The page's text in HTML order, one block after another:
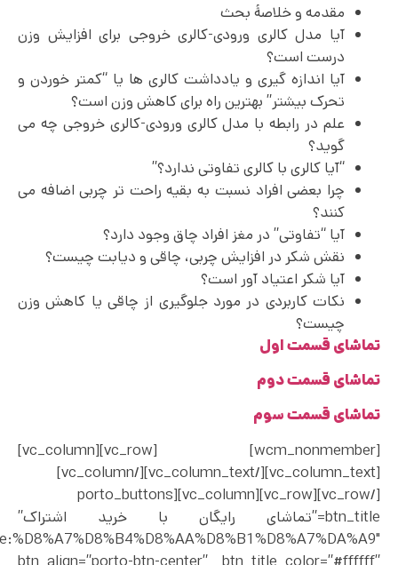
مقدمه و خلاصۀ بحث
آیا مدل کالری ورودی-کالری خروجی برای افزایش وزن
درست است؟
آیا اندازه گیری و یادداشت کالری ها یا “کمتر خوردن و
تحرک بیشتر” بهترین راه برای کاهش وزن است؟
علم در رابطه با مدل کالری ورودی-کالری خروجی چه می
گوید؟
“آیا کالری با کالری تفاوتی ندارد؟”
چرا بعضی افراد نسبت به بقیه راحت تر چربی اضافه می
کنند؟
آیا “تفاوتی” در مغز افراد چاق وجود دارد؟
نقش شکر در افزایش چربی، چاقی و دیابت چیست؟
آیا شکر اعتیاد آور است؟
نکات کاربردی در مورد جلوگیری از چاقی یا کاهش وزن
چیست؟
تماشای قسمت اول
تماشای قسمت دوم
تماشای قسمت سوم
[wcm_nonmember] [vc_row][vc_column]
[vc_column_text][/vc_column_text][/vc_column]
[/vc_row][vc_row][vc_column][porto_buttons
btn_title=”تماشای رایگان با خرید اشتراک”